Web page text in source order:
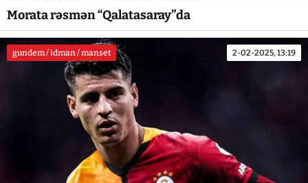
Morata rəsmən “Qalatasaray”da
gundem / idman / manset 2-02-2025, 13:19